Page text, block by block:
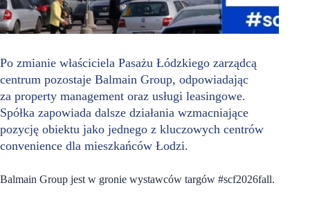
Po zmianie właściciela Pasażu Łódzkiego zarządcą
centrum pozostaje Balmain Group, odpowiadając
za property management oraz usługi leasingowe.
Spółka zapowiada dalsze działania wzmacniające
pozycję obiektu jako jednego z kluczowych centrów
convenience dla mieszkańców Łodzi.
Balmain Group jest w gronie wystawców targów #scf2026fall.